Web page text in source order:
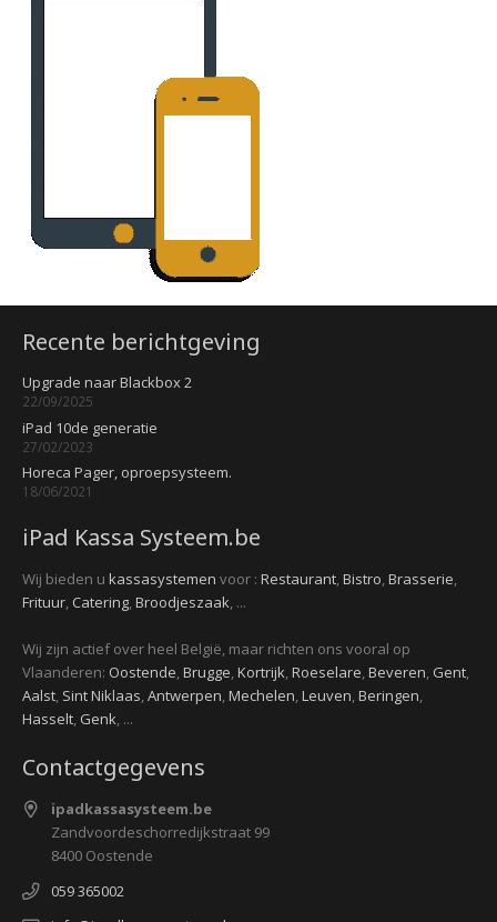
Recente berichtgeving
Upgrade naar Blackbox 2
22/09/2025
iPad 10de generatie
27/02/2023
Horeca Pager, oproepsysteem.
18/06/2021
iPad Kassa Systeem.be
Wij bieden u kassasystemen voor : Restaurant,Bistro,Brasserie,
Frituur, Catering,Broodjeszaak, ...
Wij zijn actief over heel België, maar richten ons vooral op
Vlaanderen: Oostende,Brugge,Kortrijk,Roeselare,Beveren, Gent,
Aalst, Sint Niklaas,Antwerpen,Mechelen,Leuven,Beringen,
Hasselt, Genk, ...
Contactgegevens
ipadkassasysteem.be
Zandvoordeschorredijkstraat 99
8400 Oostende
059 365002